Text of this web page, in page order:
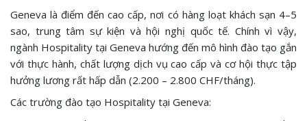
Geneva là điểm đến cao cấp, nơi có hàng loạt khách sạn 4–5
sao, trung tâm sự kiện và hội nghị quốc tế. Chính vì vậy,
ngành Hospitality tại Geneva hướng đến mô hình đào tạo gắn
với thực hành, chất lượng dịch vụ cao cấp và cơ hội thực tập
hưởng lương rất hấp dẫn (2.200 – 2.800 CHF/tháng).
Các trường đào tạo Hospitality tại Geneva: